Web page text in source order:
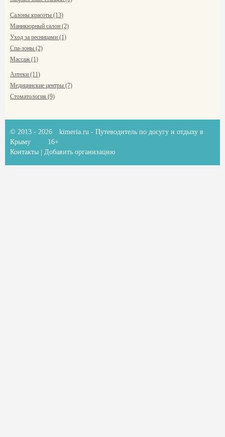
Салоны красоты (13)
Маникюрный салон (2)
Уход за ресницами (1)
Спа-зоны (2)
Массаж (1)
Аптеки (11)
Медицинские центры (7)
Стоматология (9)
© 2013 - 2026 kimeria.ru - Путеводитель по досугу и отдыху в
Крыму
16+
Контакты
Добавить организацию